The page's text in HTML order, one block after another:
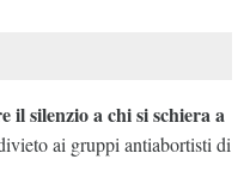
il silenzio a chi si schiera a
ai gruppi antiabortisti di